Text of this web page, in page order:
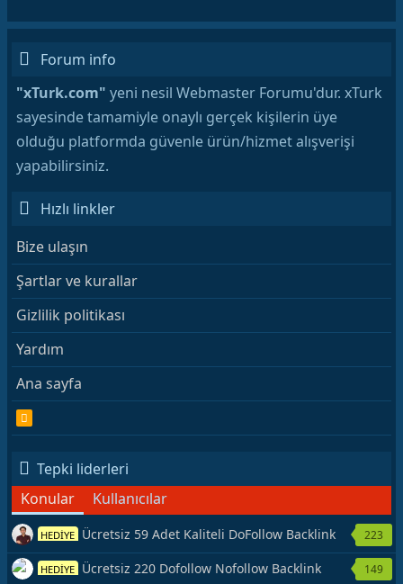
Forum info
"xTurk.com" yeni nesil Webmaster Forumu'dur. xTurk
sayesinde tamamiyle onaylı gerçek kişilerin üye
olduğu platformda güvenle ürün/hizmet alışverişi
yapabilirsiniz.
Hızlı linkler
Bize ulaşın
Şartlar ve kurallar
Gizlilik politikası
Yardım
Ana sayfa
R
S
Tepki liderleri
Konular
Kullanıcılar
HEDİYE Ücretsiz 59 Adet Kaliteli DoFollow Backlink
Kaynağı Veriyorum.
223
HEDİYE Ücretsiz 220 Dofollow Nofollow Backlink
149